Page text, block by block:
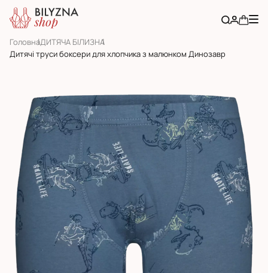
ГоловнаДИТЯЧА БІЛИЗНА
Дитячі труси боксери для хлопчика з малюнком Динозавр